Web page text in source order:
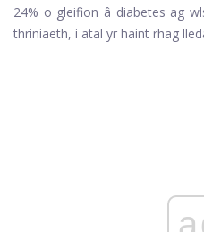
24% o gleifion â diabetes ag
thriniaeth, i atal yr haint rhag